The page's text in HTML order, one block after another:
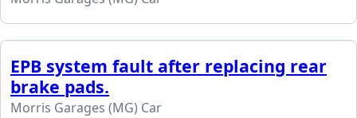
EPB system fault after replacing rear
brake pads.
Morris Garages (MG) Car